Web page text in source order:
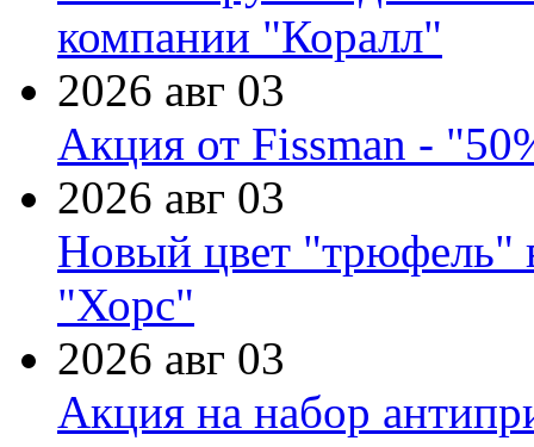
компании "Коралл"
2026 авг 03
Акция от Fissman -
2026 авг 03
Новый цвет "трюфель"
"Хорс"
2026 авг 03
Акция на набор